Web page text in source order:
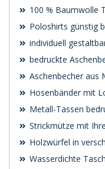
100 % Baumwolle
Poloshirts günstig
individuell
bedruckte
Aschenbecher aus
Hosenbänder mit
Metall-Tassen
Strickmütze mit
Holzwürfel in
Wasserdichte